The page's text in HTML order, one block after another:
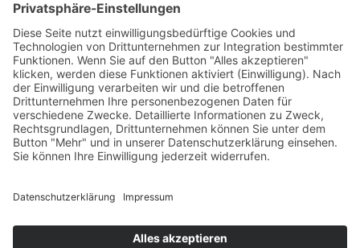
Betriebsstätte
Bertha-Benz-Straße 30
27367 Sottrum
Tel. +49 (0) 4264-837 39 0
Fax: +49 (0) 4 21 - 4 10 06-60
Diese E-Mail-Adresse ist vor Spambots geschützt! Zur Anzeige
muss JavaScript eingeschaltet sein.
HRB 42786 HB
Vorstand: Markus Kaemena
USt-Id-Nr.: DE 254 925 902